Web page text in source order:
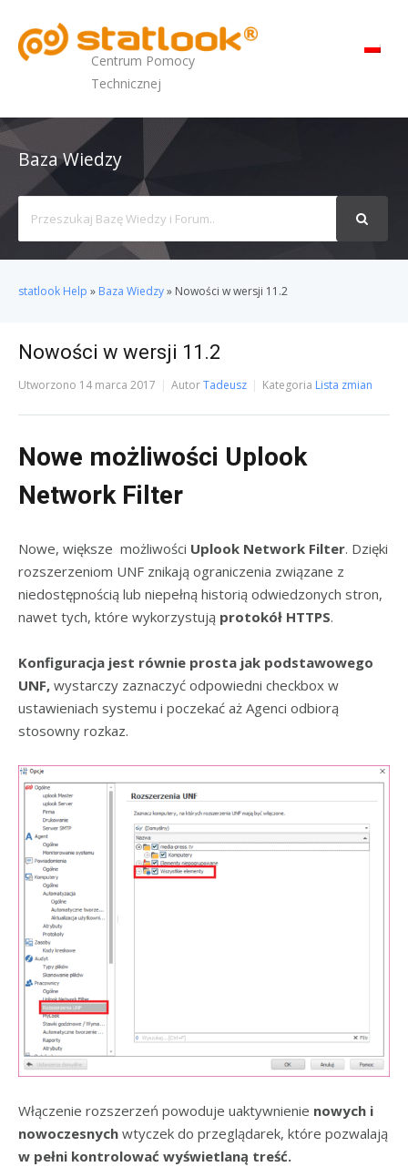
Centrum Pomocy
Technicznej
Baza Wiedzy
For
statlook Help » Baza Wiedzy» Nowości w wersji 11.2
Nowości w wersji 11.2
Utworzono 14 marca 2017 AutorTadeusz Kategoria Lista zmian
Nowe możliwości Uplook
Network Filter
Nowe, większe możliwości Uplook Network Filter. Dzięki
rozszerzeniom UNF znikają ograniczenia związane z
niedostępnością lub niepełną historią odwiedzonych stron,
nawet tych, które wykorzystują protokół HTTPS.
Konfiguracja jest równie prosta jak podstawowego
UNF, wystarczy zaznaczyć odpowiedni checkbox w
ustawieniach systemu i poczekać aż Agenci odbiorą
stosowny rozkaz.
Włączenie rozszerzeń powoduje uaktywnienie nowych i
nowoczesnych wtyczek do przeglądarek, które pozwalają
w pełni kontrolować wyświetlaną treść.